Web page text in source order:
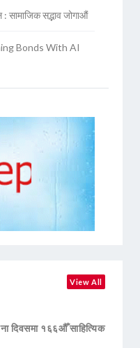
सामाजिक सद्भाव जोगाऔं
Bonds With AI
View All
दिवसमा १६६औँ साहित्यिक